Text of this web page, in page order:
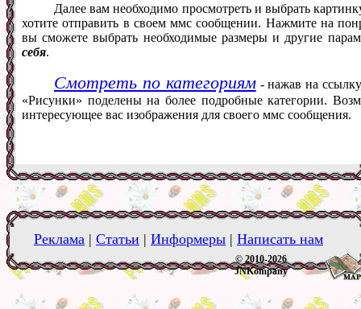
Далее вам необходимо просмотреть и выбрать
хотите отправить в своем ммс сообщении. Нажмите на
вы сможете выбрать необходимые размеры и другие
себя.
Смотреть по категориям- нажав на
«Рисунки» поделены на более подробные категории.
интересующее вас изображения для своего ммс сообщения.
Реклама | Статьи | Информеры | Написать нам
© 2010-2026
JNKompany